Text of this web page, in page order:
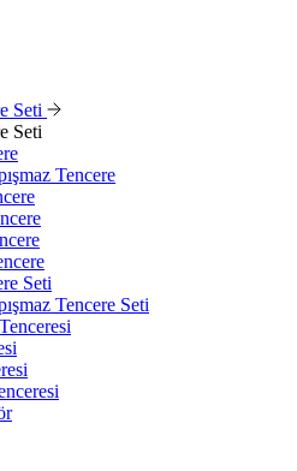
Seti
Seti
Tencere
Seti
Tencere Seti